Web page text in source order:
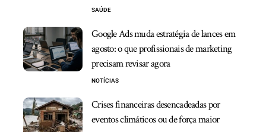
SAÚDE
Google Ads muda estratégia de lances em
agosto: o que profissionais de marketing
precisam revisar agora
NOTÍCIAS
Crises financeiras desencadeadas por
eventos climáticos ou de força maior